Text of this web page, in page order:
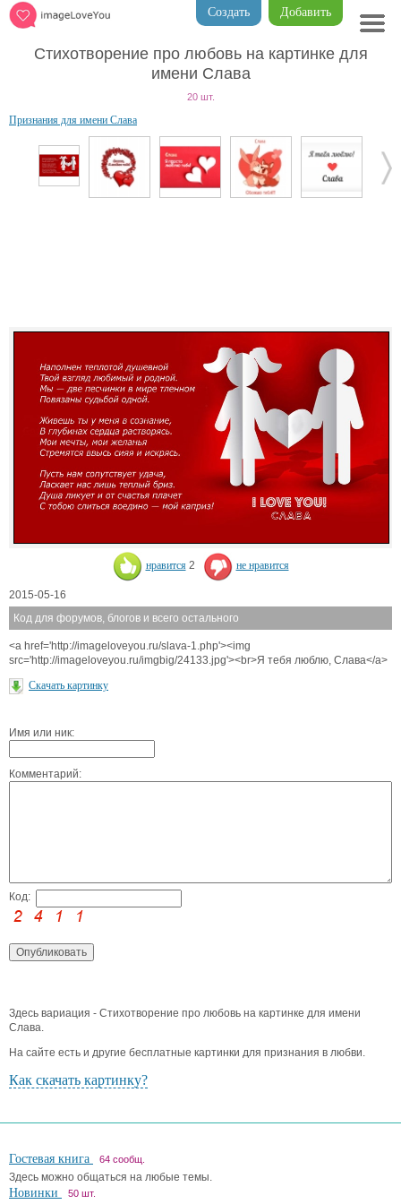
Добавить
Создать
Стихотворение про любовь на картинке для
имени Слава
20 шт.
Признания для имени Слава
нравится 2 не нравится
2015-05-16
Код для форумов, блогов и всего остального
<a href='http://imageloveyou.ru/slava-1.php'><img
src='http://imageloveyou.ru/imgbig/24133.jpg'><br>Я тебя люблю, Слава</a>
Скачать картинку
Имя или ник:
Комментарий:
Код:
Здесь вариация - Стихотворение про любовь на картинке для имени
Слава.
На сайте есть и другие бесплатные картинки для признания в любви.
Как скачать картинку?
Гостевая книга 64 сообщ.
Здесь можно общаться на любые темы.
Новинки 50 шт.